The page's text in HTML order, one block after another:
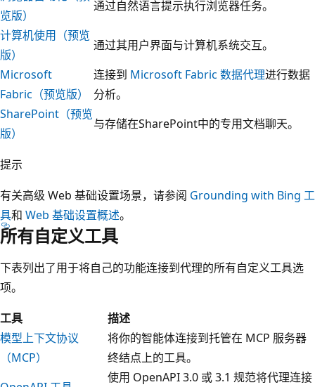
览版）
通过自然语言提示执行浏览器任务。
计算机使用（预览
版）
通过其用户界面与计算机系统交互。
Microsoft
Fabric（预览版）
连接到 Microsoft Fabric 数据代理进行数据
分析。
SharePoint（预览
版）
与存储在SharePoint中的专用文档聊天。
提示
有关高级 Web 基础设置场景，请参阅 Grounding with Bing 工
具和 Web 基础设置概述。
所有自定义工具
下表列出了用于将自己的功能连接到代理的所有自定义工具选
项。
工具
描述
模型上下文协议
（MCP）
将你的智能体连接到托管在 MCP 服务器
终结点上的工具。
使用 OpenAPI 3.0 或 3.1 规范将代理连接